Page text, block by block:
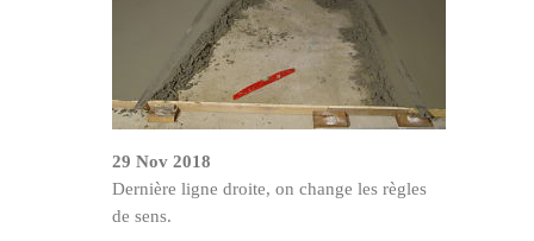
29 Nov 2018
Dernière ligne droite, on change les règles
de sens.